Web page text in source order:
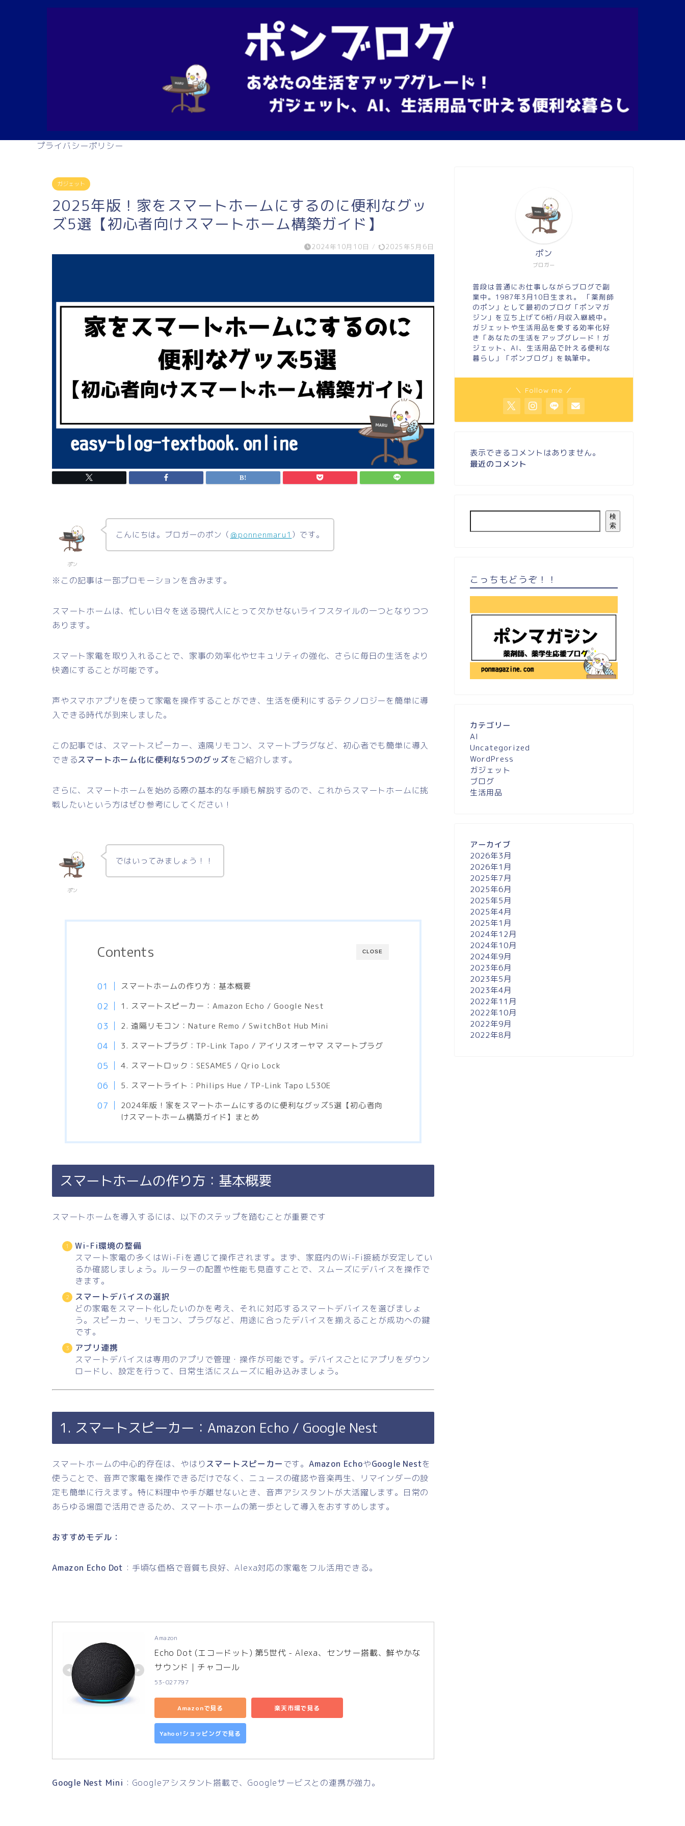
プライバシーポリシー
ガジェット
2025年版！家をスマートホームにするのに便利なグッ
ズ5選【初心者向けスマートホーム構築ガイド】
2024年10月10日 / 2025年5月6日
ポン
こんにちは。ブロガーのポン（ ＠ponnenmaru1 ）です。
※この記事は一部プロモーションを含みます。
スマートホームは、忙しい日々を送る現代人にとって欠かせないライフスタイルの一つとなりつつ
あります。
スマート家電を取り入れることで、家事の効率化やセキュリティの強化、さらに毎日の生活をより
快適にすることが可能です。
声やスマホアプリを使って家電を操作することができ、生活を便利にするテクノロジーを簡単に導
入できる時代が到来しました。
この記事では、スマートスピーカー、遠隔リモコン、スマートプラグなど、初心者でも簡単に導入
できるスマートホーム化に便利な5つのグッズをご紹介します。
さらに、スマートホームを始める際の基本的な手順も解説するので、これからスマートホームに挑
戦したいという方はぜひ参考にしてください！
ポン
ではいってみましょう！！
CLOSE
Contents
スマートホームの作り方：基本概要
1. スマートスピーカー：Amazon Echo / Google Nest
2. 遠隔リモコン：Nature Remo / SwitchBot Hub Mini
3. スマートプラグ：TP-Link Tapo / アイリスオーヤマ スマートプラグ
4. スマートロック：SESAME5 / Qrio Lock
5. スマートライト：Philips Hue / TP-Link Tapo L530E
2024年版！家をスマートホームにするのに便利なグッズ5選【初心者向
けスマートホーム構築ガイド】まとめ
スマートホームの作り方：基本概要
スマートホームを導入するには、以下のステップを踏むことが重要です
Wi-Fi環境の整備
スマート家電の多くはWi-Fiを通じて操作されます。まず、家庭内のWi-Fi接続が安定してい
るか確認しましょう。ルーターの配置や性能も見直すことで、スムーズにデバイスを操作で
きます。
スマートデバイスの選択
どの家電をスマート化したいのかを考え、それに対応するスマートデバイスを選びましょ
う。スピーカー、リモコン、プラグなど、用途に合ったデバイスを揃えることが成功への鍵
です。
アプリ連携
スマートデバイスは専用のアプリで管理・操作が可能です。デバイスごとにアプリをダウン
ロードし、設定を行って、日常生活にスムーズに組み込みましょう。
1. スマートスピーカー：Amazon Echo / Google Nest
スマートホームの中心的存在は、やはり スマートスピーカーです。Amazon EchoやGoogle Nestを
使うことで、音声で家電を操作できるだけでなく、ニュースの確認や音楽再生、リマインダーの設
定も簡単に行えます。特に料理中や手が離せないとき、音声アシスタントが大活躍します。日常の
あらゆる場面で活用できるため、スマートホームの第一歩として導入をおすすめします。
おすすめモデル：
Amazon Echo Dot ：手頃な価格で音質も良好、Alexa対応の家電をフル活用できる。
Amazon
Echo Dot (エコードット) 第5世代 - Alexa、センサー搭載、鮮やかな
サウンド｜チャコール
53-027797
Amazonで見る 楽天市場で見る
Yahoo!ショッピングで見る
Google Nest Mini ：Googleアシスタント搭載で、Googleサービスとの連携が強力。
ブロガー
ポン
普段は普通にお仕事しながらブログで副
業中。1987年3月10日生まれ。 「薬剤師
のポン」として最初のブログ「ポンマガ
ジン」を立ち上げて6桁/月収入継続中。
ガジェットや生活用品を愛する効率化好
き「あなたの生活をアップグレード！ガ
ジェット、AI、生活用品で叶える便利な
暮らし」「ポンブログ」を執筆中。
＼ Follow me ／
表示できるコメントはありません。
最近のコメント
検
索
こっちもどうぞ！！
カテゴリー
AI
Uncategorized
WordPress
ガジェット
ブログ
生活用品
アーカイブ
2026年3月
2026年1月
2025年7月
2025年6月
2025年5月
2025年4月
2025年1月
2024年12月
2024年10月
2024年9月
2023年6月
2023年5月
2023年4月
2022年11月
2022年10月
2022年9月
2022年8月